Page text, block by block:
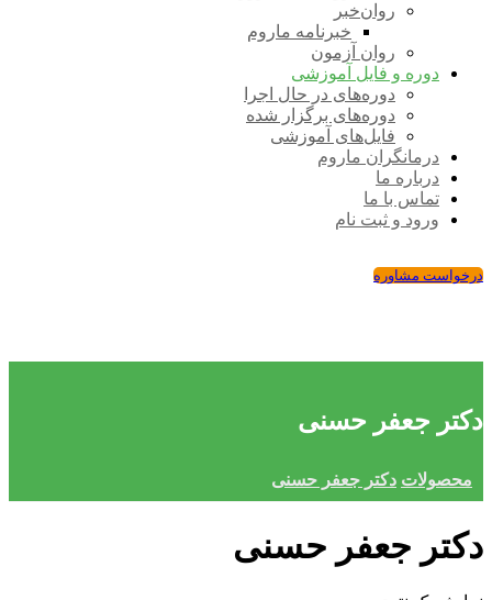
روان‌خبر
خبرنامه ماروم
روان آزمون
دوره و فایل آموزشی
دوره‌های در حال اجرا
دوره‌های برگزار شده
فایل‌های آموزشی
درمانگران ماروم
درباره ما
تماس با ما
ورود و ثبت نام
درخواست مشاوره
دکتر جعفر حسنی
محصولات دکتر جعفر حسنی
دکتر جعفر حسنی